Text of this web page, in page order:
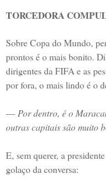
TORCEDORA
Sobre Copa do Mundo,
prontos é o mais bonito.
dirigentes da FIFA e as
por fora, o mais lindo é o
— Por dentro, é o
outras capitais são muito
E, sem querer, a
golaço da conversa: